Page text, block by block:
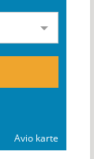
Avio karte